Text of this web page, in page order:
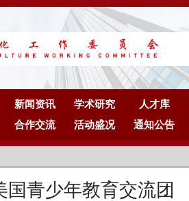
新闻资讯 学术研究
人才库
合作交流 活动盛况 通知公告
国青少年教育交流团